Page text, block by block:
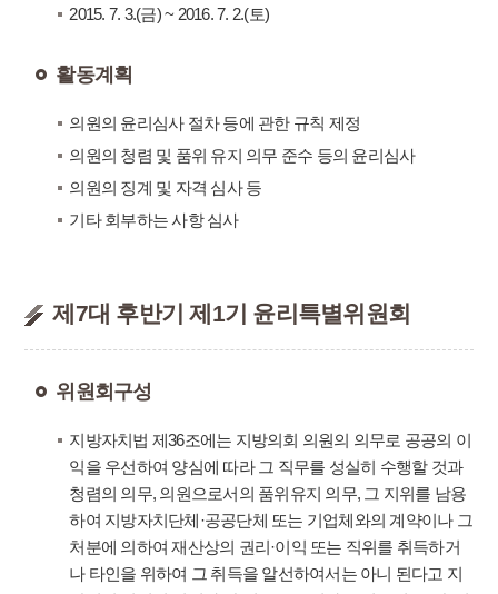
2015. 7. 3.(금) ~ 2016. 7. 2.(토)
활동계획
의원의 윤리심사 절차 등에 관한 규칙 제정
의원의 청렴 및 품위 유지 의무 준수 등의 윤리심사
의원의 징계 및 자격 심사 등
기타 회부하는 사항 심사
제7대 후반기 제1기 윤리특별위원회
위원회구성
지방자치법 제36조에는 지방의회 의원의 의무로 공공의 이
익을 우선하여 양심에 따라 그 직무를 성실히 수행할 것과
청렴의 의무, 의원으로서의 품위유지 의무, 그 지위를 남용
하여 지방자치단체·공공단체 또는 기업체와의 계약이나 그
처분에 의하여 재산상의 권리·이익 또는 직위를 취득하거
나 타인을 위하여 그 취득을 알선하여서는 아니 된다고 지